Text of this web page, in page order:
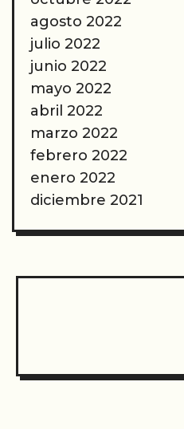
agosto 2022
julio 2022
junio 2022
mayo 2022
abril 2022
marzo 2022
febrero 2022
enero 2022
diciembre 2021